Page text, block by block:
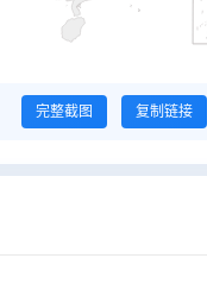
完整截图 复制链接